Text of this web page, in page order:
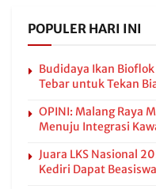
POPULER HARI INI
Budidaya Ikan
Tebar untuk Tekan
OPINI: Malang Raya
Menuju Integrasi
Juara LKS Nasional
Kediri Dapat